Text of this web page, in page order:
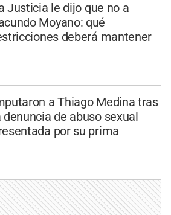
Justicia le dijo que no a
Moyano: qué
deberá mantener
a Thiago Medina tras
denuncia de abuso sexual
por su prima